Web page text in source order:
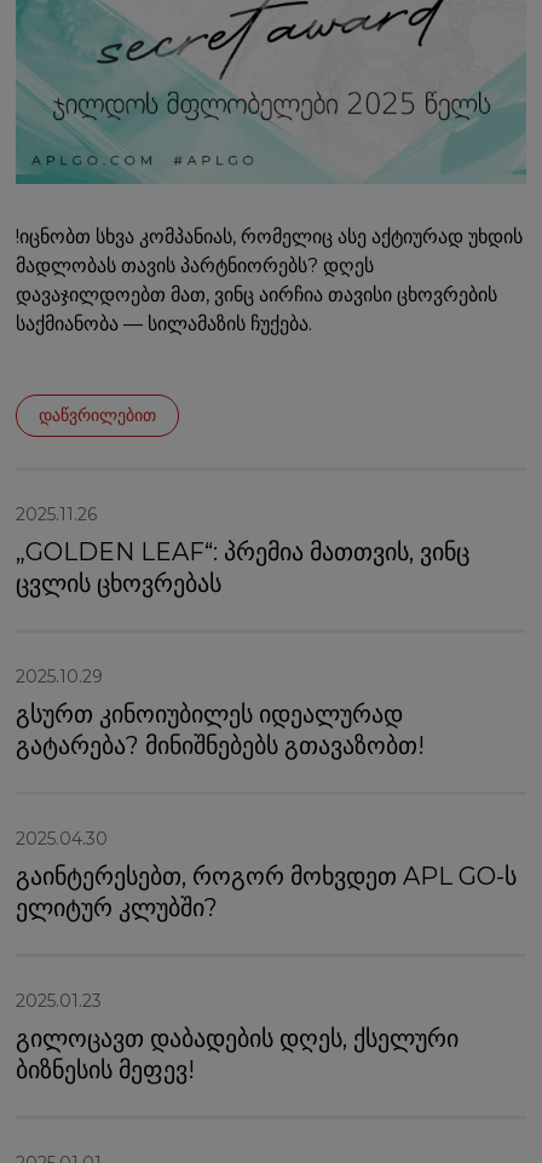
!იცნობთ სხვა კომპანიას, რომელიც ასე აქტიურად უხდის
მადლობას თავის პარტნიორებს? დღეს
დავაჯილდოებთ მათ, ვინც აირჩია თავისი ცხოვრების
საქმიანობა — სილამაზის ჩუქება.
დაწვრილებით
2025.11.26
„GOLDEN LEAF“: პრემია მათთვის, ვინც
ცვლის ცხოვრებას
2025.10.29
გსურთ კინოიუბილეს იდეალურად
გატარება? მინიშნებებს გთავაზობთ!
2025.04.30
გაინტერესებთ, როგორ მოხვდეთ APL GO-ს
ელიტურ კლუბში?
2025.01.23
გილოცავთ დაბადების დღეს, ქსელური
ბიზნესის მეფევ!